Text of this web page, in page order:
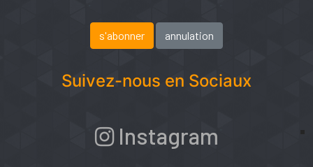
Suivez-nous en Sociaux
Instagram